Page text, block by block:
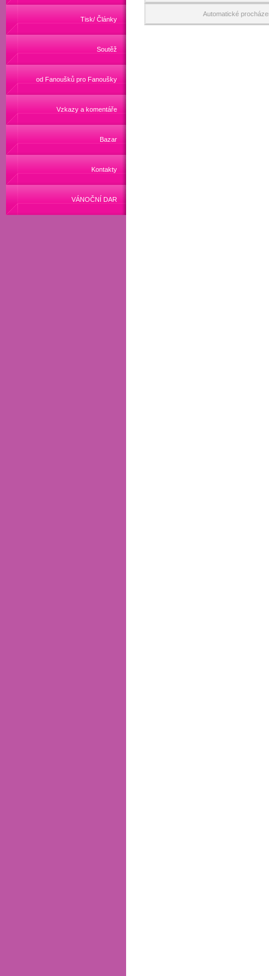
Tisk/ Články
Soutěž
od Fanoušků pro Fanoušky
Vzkazy a komentáře
Bazar
Kontakty
VÁNOČNÍ DAR
Automatické